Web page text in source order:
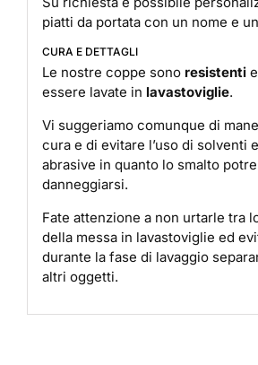
piatti da portata con un nome e
CURA E DETTAGLI
Le nostre coppe sono resistentie
essere lavate in lavastoviglie.
Vi suggeriamo comunque di
cura e di evitare l’uso di solventi
abrasive in quanto lo smalto
danneggiarsi.
Fate attenzione a non urtarle tra
della messa in lavastoviglie ed
durante la fase di lavaggio
altri oggetti.